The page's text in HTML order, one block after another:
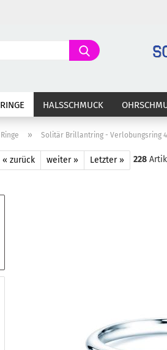
Suche...
RINGE HALSSCHMUCK
Ringe » Solitär Brillantring - Verlobungsring
« zurück weiter » Letzter » 228